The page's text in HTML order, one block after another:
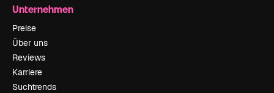
Unternehmen
Preise
Über uns
Reviews
Karriere
Suchtrends